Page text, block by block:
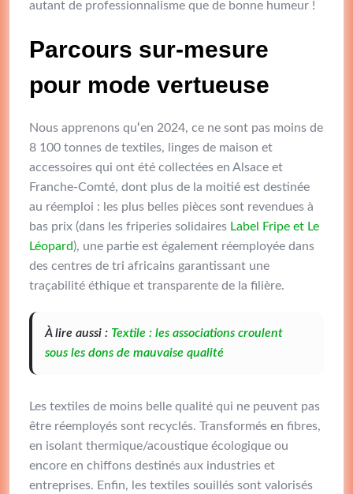
autant de professionnalisme que de bonne humeur !
Parcours sur-mesure
pour mode vertueuse
Nous apprenons qu‘en 2024, ce ne sont pas moins de
8 100 tonnes de textiles, linges de maison et
accessoires qui ont été collectées en Alsace et
Franche-Comté, dont plus de la moitié est destinée
au réemploi : les plus belles pièces sont revendues à
bas prix (dans les friperies solidaires Label Fripe et Le
Léopard), une partie est également réemployée dans
des centres de tri africains garantissant une
traçabilité éthique et transparente de la filière.
À lire aussi : Textile : les associations croulent
sous les dons de mauvaise qualité
Les textiles de moins belle qualité qui ne peuvent pas
être réemployés sont recyclés. Transformés en fibres,
en isolant thermique/acoustique écologique ou
encore en chiffons destinés aux industries et
entreprises. Enfin, les textiles souillés sont valorisés